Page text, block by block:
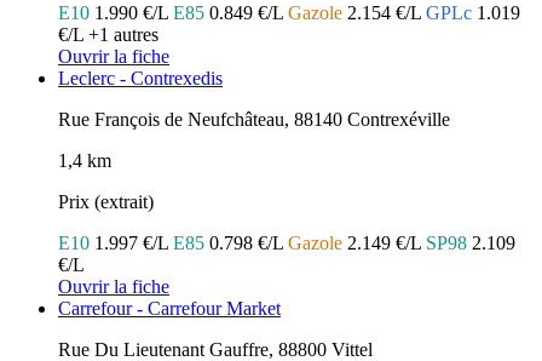
E10 1.990 €/L E85 0.849 €/L Gazole 2.154 €/L GPLc 1.019
€/L +1 autres
Ouvrir la fiche
Leclerc - Contrexedis
Rue François de Neufchâteau, 88140 Contrexéville
1,4 km
Prix (extrait)
E10 1.997 €/L E85 0.798 €/L Gazole 2.149 €/L SP98 2.109
€/L
Ouvrir la fiche
Carrefour - Carrefour Market
Rue Du Lieutenant Gauffre, 88800 Vittel